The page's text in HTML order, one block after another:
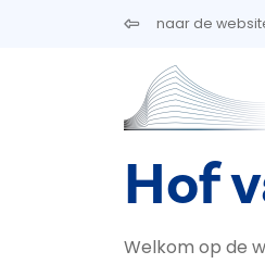
Overslaan en naar de inhoud
naar de
Hof
Welkom op de